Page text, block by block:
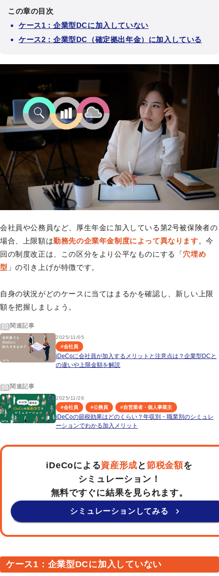
この章の目次
ケース1：企業型DCに加入していない
ケース2：企業型DC（確定拠出年金）に加入している
会社員や公務員など、厚生年金に加入している第2号被保険者の
場合、上限額は勤務先の企業年金制度によって異なります。今
回の制度改正は、この区分をより公平なものにする「穴埋め
型 」の引き上げが特徴です。
自身の状況がどのケースに当てはまるかを確認し、新しい上限
額を把握しましょう。
関連記事
2025/11/05
#会社員
iDeCoに会社員が加入するメリットと注意点は？企業型DCと
の違いや上限金額を解説
関連記事
2025/11/26
#会社員 #公務員 #自営業者・個人事業主
iDeCoの節税効果はどのくらい？年収別・職業別のシミュレ
ーションでわかる加入メリット
iDeCoによる資産形成 と 節税金額を
シミュレーション！
無料ですぐに結果を見られます。
シミュレーションしてみる
ケース1：企業型DCに加入していない